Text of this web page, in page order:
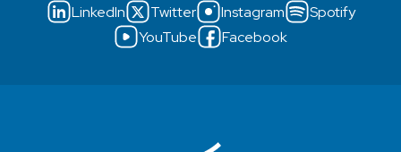
LinkedIn Twitter Instagram
Spotify
YouTube
Facebook